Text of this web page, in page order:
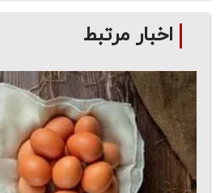
اخبار مرتبط